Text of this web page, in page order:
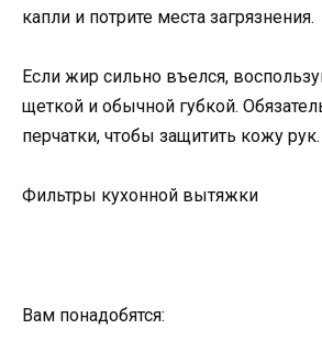
капли и потрите места загрязнения.
Если жир сильно въелся,
щеткой и обычной губкой.
перчатки, чтобы защитить кожу рук.
Фильтры кухонной вытяжки
Вам понадобятся: